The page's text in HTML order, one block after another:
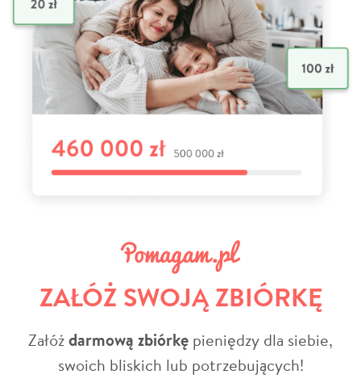
ZAŁÓŻ SWOJĄ ZBIÓRKĘ
Załóżdarmową zbiórkę pieniędzy dla siebie,
swoich bliskich lub potrzebujących!